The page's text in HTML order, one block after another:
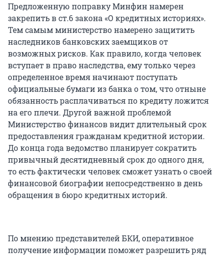
Предложенную поправку Минфин намерен
закрепить в ст.6 закона «О кредитных историях».
Тем самым министерство намерено защитить
наследников банковских заемщиков от
возможных рисков. Как правило, когда человек
вступает в право наследства, ему только через
определенное время начинают поступать
официальные бумаги из банка о том, что отныне
обязанность расплачиваться по кредиту ложится
на его плечи. Другой важной проблемой
Министерство финансов видит длительный срок
предоставления гражданам кредитной истории.
До конца года ведомство планирует сократить
привычный десятидневный срок до одного дня,
то есть фактически человек сможет узнать о своей
финансовой биографии непосредственно в день
обращения в бюро кредитных историй.
По мнению представителей БКИ, оперативное
получение информации поможет разрешить ряд